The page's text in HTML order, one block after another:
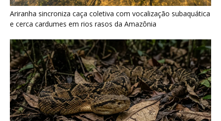
emboscada no escuro da floresta
Últimas noticias
Martim-pescador ajusta dois focos na retina
para corrigir a refração e...
7 de agosto de 2026